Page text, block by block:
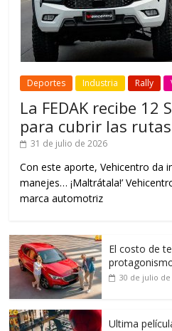
Deportes Industria Rally
La FEDAK recibe 12
para cubrir las
31 de julio de 2026
Con este aporte, Vehicentro da
manejes… ¡Maltrátala!’
marca automotriz
El costo de
30 de julio de
Ultima